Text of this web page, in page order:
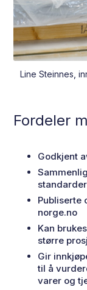
Line Steinnes,
Fordeler
Godkjent
standarder
Publiserte
norge.no
Kan
større
Gir
til å
varer og